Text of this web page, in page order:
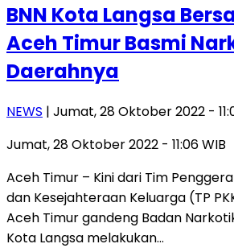
BNN Kota Langsa
Aceh Timur Basmi
Daerahnya
NEWS | Jumat, 28 Oktober 2022 -
Jumat, 28 Oktober 2022 - 11:06 WIB
Aceh Timur – Kini dari Tim
dan Kesejahteraan Keluarga (TP
Aceh Timur gandeng Badan
Kota Langsa melakukan…